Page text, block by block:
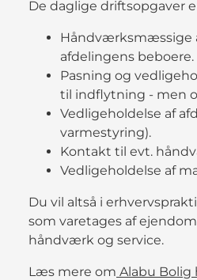
De daglige driftsopgaver
Håndværksmæssige
afdelingens beboere.
Pasning og
til indflytning - men
Vedligeholdelse af
varmestyring).
Kontakt til evt.
Vedligeholdelse af
Du vil altså i
som varetages af
håndværk og service.
Læs mere om Alabu Bolig